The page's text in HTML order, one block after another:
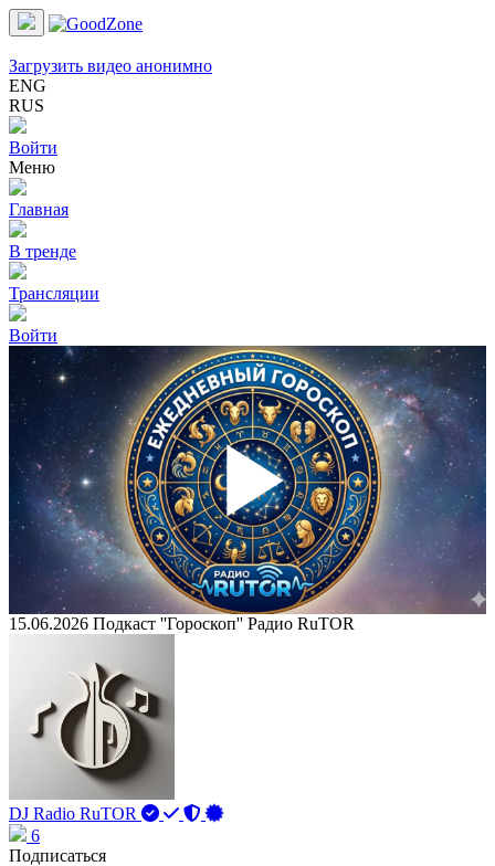
Загрузить видео анонимно
ENG
RUS
Войти
Меню
Главная
В тренде
Трансляции
Войти
Play
15.06.2026 Подкаст ''Гороскоп'' Радио RuTOR
DJ Radio RuTOR
6
Подписаться